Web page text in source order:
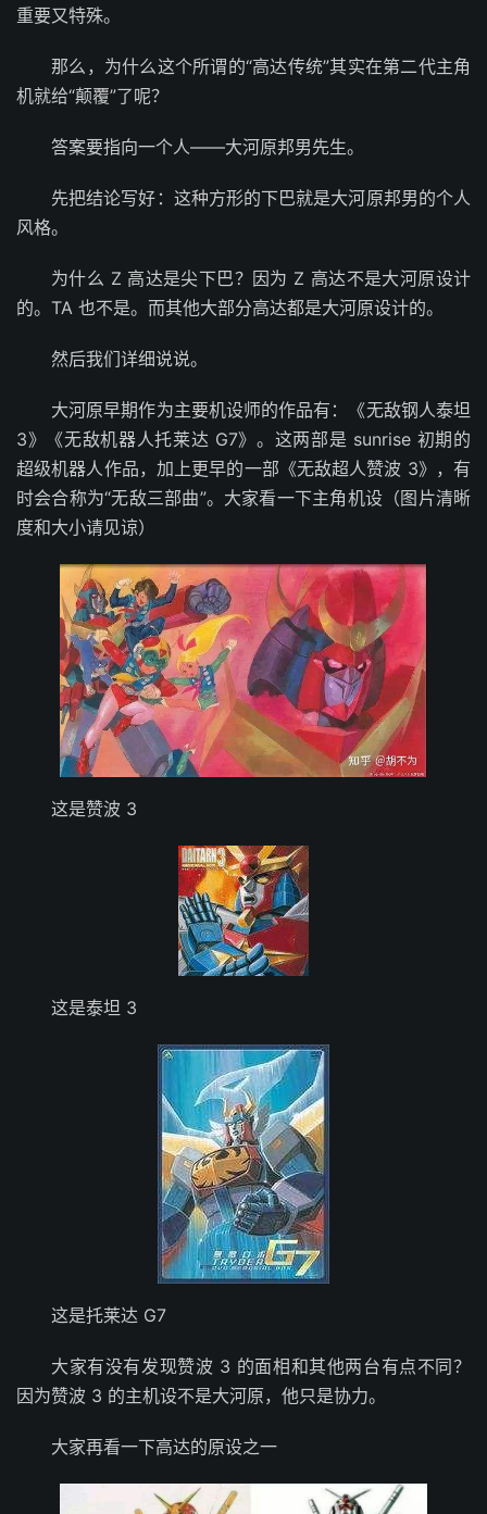
重要又特殊。
那么，为什么这个所谓的“高达传统”其实在第二代主角
机就给“颠覆”了呢？
答案要指向一个人——大河原邦男先生。
先把结论写好：这种方形的下巴就是大河原邦男的个人
风格。
为什么 Z 高达是尖下巴？因为 Z 高达不是大河原设计
的。TA 也不是。而其他大部分高达都是大河原设计的。
然后我们详细说说。
大河原早期作为主要机设师的作品有：《无敌钢人泰坦
3》《无敌机器人托莱达 G7》。这两部是 sunrise 初期的
超级机器人作品，加上更早的一部《无敌超人赞波 3》，有
时会合称为“无敌三部曲”。大家看一下主角机设（图片清晰
度和大小请见谅）
这是赞波 3
这是泰坦 3
这是托莱达 G7
大家有没有发现赞波 3 的面相和其他两台有点不同？
因为赞波 3 的主机设不是大河原，他只是协力。
大家再看一下高达的原设之一